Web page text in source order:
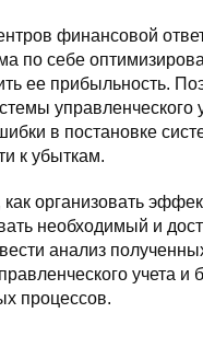
финансовой
по себе
ее прибыльность.
управленческого
в постановке
к убыткам.
организовать
необходимый и
анализ
учета и
процессов.